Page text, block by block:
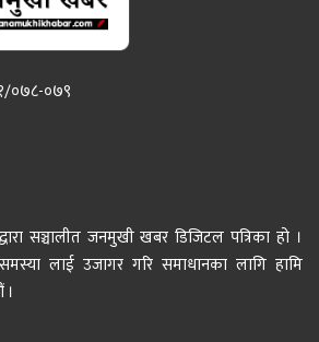
०७८-०७९
सञ्चालीत जनमुखी खबर डिजिटल पत्रिका हो ।
लाई उजागर गरि समाधानका लागि हामि